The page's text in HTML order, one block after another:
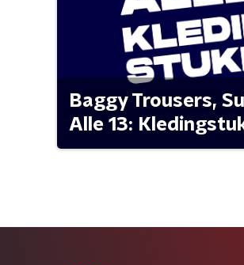
Baggy Trousers,
Alle 13: